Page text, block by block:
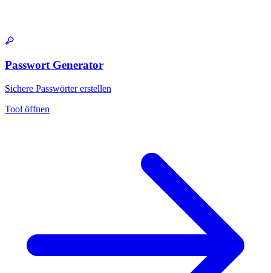
Passwort Generator
Sichere Passwörter erstellen
Tool öffnen